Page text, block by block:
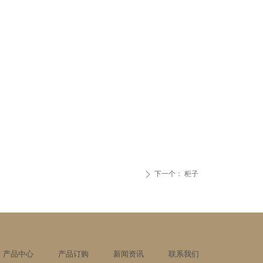
ꄲ 下一个： 柜子
产品中心 产品订购 新闻资讯 联系我们